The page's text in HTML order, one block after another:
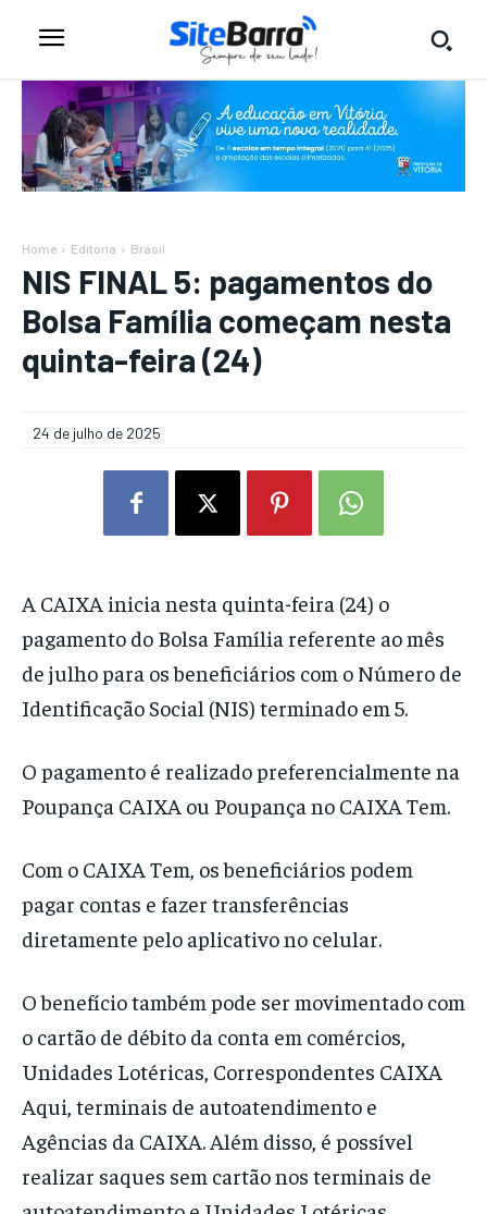
Home Editoria Brasil
NIS FINAL 5: pagamentos do
Bolsa Família começam nesta
quinta-feira (24)
24 de julho de 2025
A CAIXA inicia nesta quinta-feira (24) o
pagamento do Bolsa Família referente ao mês
de julho para os beneficiários com o Número de
Identificação Social (NIS) terminado em 5.
O pagamento é realizado preferencialmente na
Poupança CAIXA ou Poupança no CAIXA Tem.
Com o CAIXA Tem, os beneficiários podem
pagar contas e fazer transferências
diretamente pelo aplicativo no celular.
O benefício também pode ser movimentado com
o cartão de débito da conta em comércios,
Unidades Lotéricas, Correspondentes CAIXA
Aqui, terminais de autoatendimento e
Agências da CAIXA. Além disso, é possível
realizar saques sem cartão nos terminais de